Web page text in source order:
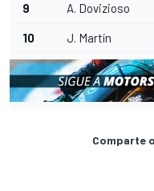
9 A. Dovizioso
10 J. Martín
Comparte